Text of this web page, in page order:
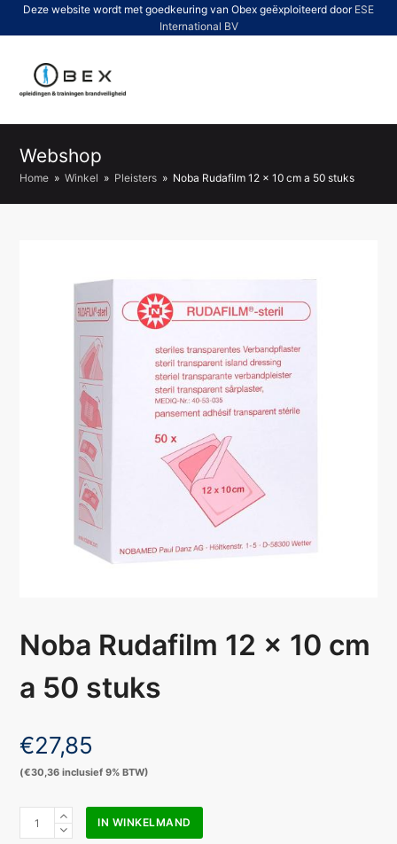
Deze website wordt met goedkeuring van Obex geëxploiteerd door ESE
International BV
Webshop
Home » Winkel » Pleisters » Noba Rudafilm 12 x 10 cm a 50 stuks
Noba Rudafilm 12 x 10 cm
a 50 stuks
€27,85
(€30,36 inclusief 9% BTW)
Rudafilm
IN WINKELMAND